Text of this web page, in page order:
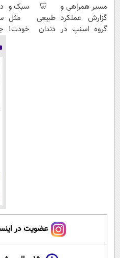
مسیر همراهی و
گزارش عملکرد
گروه اسنپ در
🦷 سبک و
طبیعی مثل
دندان خودت!
عضویت در